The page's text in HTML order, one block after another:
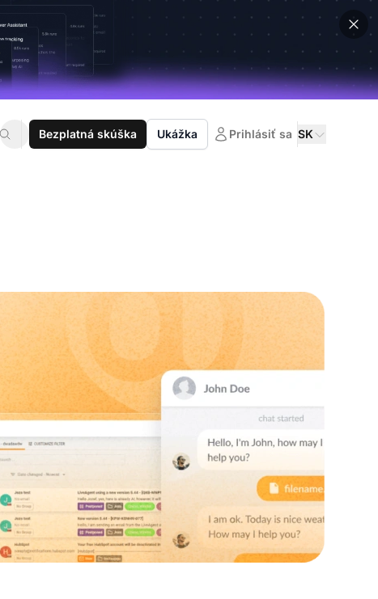
Bezplatná skúška Ukážka Prihlásiť sa SK